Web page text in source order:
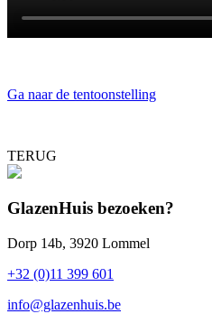
Ga naar de tentoonstelling
TERUG
GlazenHuis bezoeken?
Dorp 14b, 3920 Lommel
+32 (0)11 399 601
info@glazenhuis.be